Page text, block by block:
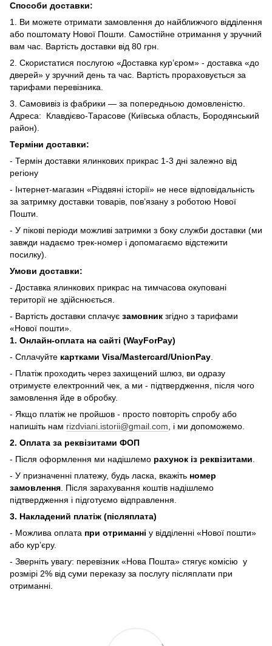
Способи доставки:
1. Ви можете отримати замовлення до найближчого відділення
або поштомату Нової Пошти. Самостійне отримання у зручний
вам час. Вартість доставки від 80 грн.
2. Скористатися послугою «Доставка курʼєром» - доставка «до
дверей» у зручний день та час. Вартість прораховується за
тарифами перевізника.
3. Самовивіз із фабрики — за попередньою домовленістю.
Адреса: Клавдієво-Тарасове (Київська область, Бородянський
район).
Терміни доставки:
- Термін доставки ялинкових прикрас 1-3 дні залежно від
регіону
- Інтернет-магазин «Різдвяні історії» не несе відповідальність
за затримку доставки товарів, пов’язану з роботою Нової
Пошти.
- У пікові періоди можливі затримки з боку служби доставки (ми
завжди надаємо трек-номер і допомагаємо відстежити
посилку).
Умови доставки:
- Доставка ялинкових прикрас на тимчасова окуповані
території не здійснюється.
- Вартість доставки сплачує замовник згідно з тарифами
«Нової пошти».
1. Онлайн-оплата на сайті (WayForPay)
- Сплачуйте картками Visa/Mastercard/UnionPay
- Платіж проходить через захищений шлюз, ви одразу
отримуєте електронний чек, а ми - підтвердження, після чого
замовлення йде в обробку.
- Якщо платіж не пройшов - просто повторіть спробу або
напишіть нам rizdviani.istorii@gmail.com , і ми допоможемо.
2. Оплата за реквізитами ФОП
- Після оформлення ми надішлемо рахунок із реквізитами
- У призначенні платежу, будь ласка, вкажіть номер
замовлення . Після зарахування коштів надішлемо
підтвердження і підготуємо відправлення.
3. Накладений платіж (післяплата)
- Можлива оплата при отриманні у відділенні «Нової пошти»
або кур’єру.
- Зверніть увагу: перевізник «Нова Пошта» стягує комісію у
розмірі 2% від суми переказу за послугу післяплати при
отриманні.